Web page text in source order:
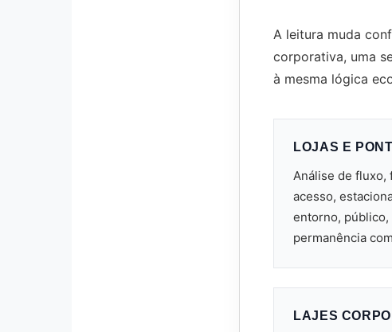
A leitura muda
corporativa, uma
à mesma lógica
LOJAS E
Análise de fluxo,
acesso,
entorno,
permanência
LAJES